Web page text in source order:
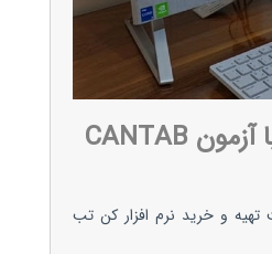
آشنایی بیشتر با آزمون CANTAB
تهیه و خرید نرم افزار کن تب